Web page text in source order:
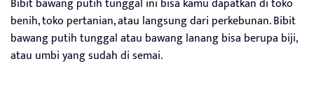
Bibit bawang putih tunggal ini bisa kamu dapatkan di toko
benih, toko pertanian, atau langsung dari perkebunan. Bibit
bawang putih tunggal atau bawang lanang bisa berupa biji,
atau umbi yang sudah di semai.